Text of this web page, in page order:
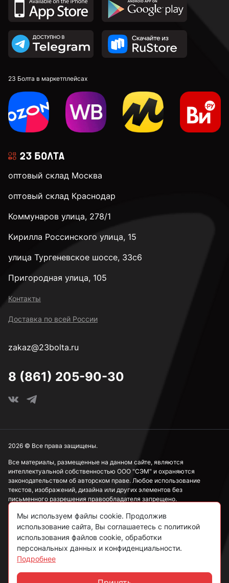
23 Болта в маркетплейсах
оптовый склад Москва
оптовый склад Краснодар
Коммунаров улица, 278/1
Кирилла Россинского улица, 15
улица Тургеневское шоссе, 33с6
Пригородная улица, 105
Контакты
Доставка по всей России
zakaz@23bolta.ru
8 (861) 205-90-30
Все материалы, размещенные на данном сайте, являются
интеллектуальной собственностью ООО "СЭМ" и охраняются
законодательством об авторском праве. Любое использование
текстов, изображений, дизайна или других элементов без
письменного разрешения правообладателя запрещено.
Информация, представленная на сайте, носит исключительно
ознакомительный характер и не может рассматриваться как
публичная оферта в соответствии со ст. 437 ГК РФ.
Политика конфиденциальности
Согласие на обработку данных
2026 © Все права защищены.
Мы используем файлы cookie. Продолжив
использование сайта, Вы соглашаетесь с политикой
использования файлов cookie, обработки
персональных данных и конфиденциальности.
Подробнее